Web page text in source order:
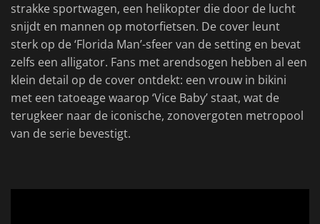
strakke sportwagen, een helikopter die door de lucht
snijdt en mannen op motorfietsen. De cover leunt
sterk op de ‘Florida Man’-sfeer van de setting en bevat
zelfs een alligator. Fans met arendsogen hebben al een
klein detail op de cover ontdekt: een vrouw in bikini
met een tatoeage waarop ‘Vice Baby’ staat, wat de
terugkeer naar de iconische, zonovergoten metropool
van de serie bevestigt.